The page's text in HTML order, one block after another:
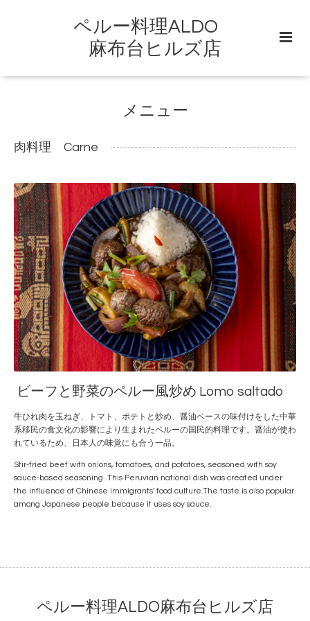
ペルー料理ALDO
麻布台ヒルズ店
メニュー
肉料理 Carne
ビーフと野菜のペルー風炒め Lomo saltado
牛ひれ肉を玉ねぎ、トマト、ポテトと炒め、醤油ベースの味付けをした中華
系移民の食文化の影響により生まれたペルーの国民的料理です。醤油が使わ
れているため、日本人の味覚にも合う一品。
Stir-fried beef with onions, tomatoes, and potatoes, seasoned with soy
sauce-based seasoning. This Peruvian national dish was created under
the influence of Chinese immigrants' food culture.The taste is also popular
among Japanese people because it uses soy sauce.
ペルー料理ALDO麻布台ヒルズ店